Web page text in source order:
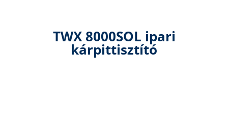
TWX 8000SOL ipari
kárpittisztító